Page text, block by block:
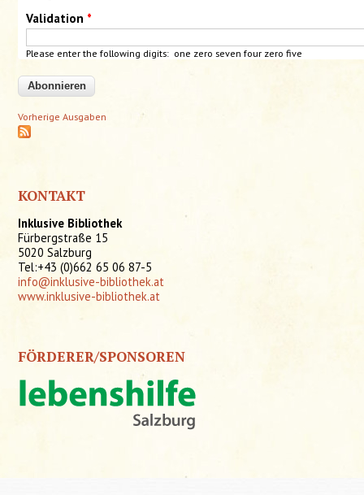
Validation *
Please enter the following digits: one zero seven four zero five
Vorherige Ausgaben
KONTAKT
Inklusive Bibliothek
Fürbergstraße 15
5020 Salzburg
Tel:+43 (0)662 65 06 87-5
info@inklusive-bibliothek.at
www.inklusive-bibliothek.at
FÖRDERER/SPONSOREN